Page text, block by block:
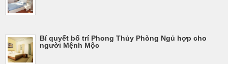
Bí quyết bố trí Phong Thủy Phòng Ngủ hợp cho
người Mệnh Mộc